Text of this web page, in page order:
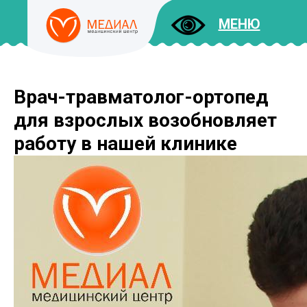
МЕНЮ
ДОКУМЕНТЫ
И ЦЕНЫ
Врач-травматолог-ортопед
для взрослых возобновляет
работу в нашей клинике